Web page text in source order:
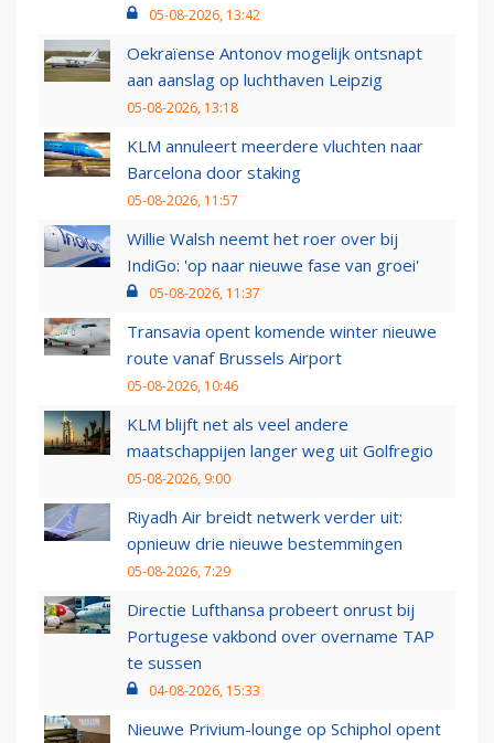
05-08-2026, 13:42
Oekraïense Antonov mogelijk ontsnapt
aan aanslag op luchthaven Leipzig
05-08-2026, 13:18
KLM annuleert meerdere vluchten naar
Barcelona door staking
05-08-2026, 11:57
Willie Walsh neemt het roer over bij
IndiGo: 'op naar nieuwe fase van groei'
05-08-2026, 11:37
Transavia opent komende winter nieuwe
route vanaf Brussels Airport
05-08-2026, 10:46
KLM blijft net als veel andere
maatschappijen langer weg uit Golfregio
05-08-2026, 9:00
Riyadh Air breidt netwerk verder uit:
opnieuw drie nieuwe bestemmingen
05-08-2026, 7:29
Directie Lufthansa probeert onrust bij
Portugese vakbond over overname TAP
te sussen
04-08-2026, 15:33
Nieuwe Privium-lounge op Schiphol opent